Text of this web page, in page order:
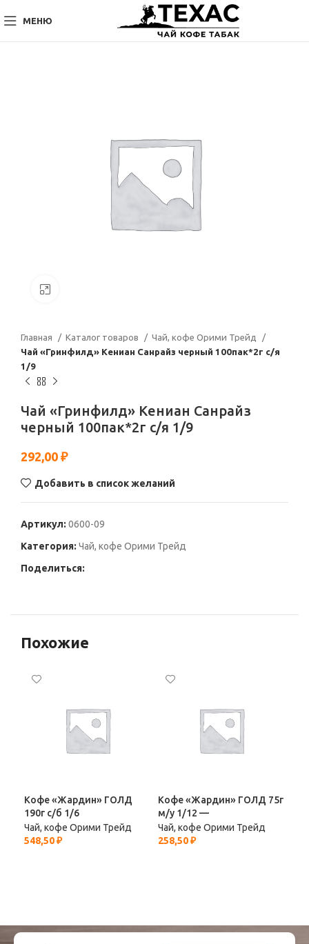
МЕНЮ
Главная Каталог товаров
Чай, кофе Орими Трейд
Чай «Гринфилд» Кениан Санрайз черный 100пак*2г с/я
1/9
Чай «Гринфилд» Кениан Санрайз
черный 100пак*2г с/я 1/9
292,00 ₽
Добавить в список желаний
Артикул: 0600-09
Категория: Чай, кофе Орими Трейд
Поделиться:
Похожие
Кофе «Жардин» ГОЛД
190г с/б 1/6
Чай, кофе Орими Трейд
548,50₽
Кофе «Жардин» ГОЛД 75г
м/у 1/12 —
Чай, кофе Орими Трейд
258,50₽